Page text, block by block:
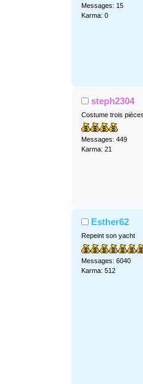
Messages: 15
Karma: 0
steph2304
Costume trois
Messages: 449
Karma: 21
Esther62
Repeint son yacht
Messages: 6040
Karma: 512